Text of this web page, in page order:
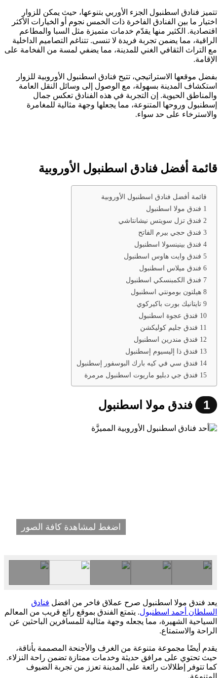
تتميز فنادق اسطنبول الجزء الأوربي بتنوعها، حيث يمكن للزوار
اختيار ما بين الفنادق الفاخرة ذات الخمس نجوم أو الخيارات الأكثر
اقتصادية. الكثير منها يقدّم خدمات متميزة مثل السبا والمطاعم
الراقية، مما يضمن تجربة فريدة لا تنسى. تتناغم التصاميم الداخلية
مع التراث الثقافي الغني للمدينة، مما يضفي لمسة من الفخامة على
الإقامة.
بفضل موقعها الاستراتيجي، تتيح فنادق اسطنبول الأوروبية للزوار
استكشاف المدينة بسهولة، مع الوصول إلى وسائل النقل العامة
والمناطق الحيوية. إن التجربة في هذه الفنادق تعكس جمال
إسطنبول وروحها المتنوعة، مما يجعلها وجهة مثالية للمغامرة
والاسترخاء على حد سواء.
قائمة أفضل فنادق اسطنبول الأوروبية
قائمة أفضل فنادق اسطنبول الأوروبية
1 فندق مولا اسطنبول
2 فندق تزل سويتس نيشانتاشي
3 فندق حجي بيرم الفاتح
4 فندق بينينسولا اسطنبول
5 فندق وايت هاوس اسطنبول
6 فندق ميلاس اسطنبول
7 فندق الكمبنسكي اسطنبول
8 هيلتون بومونتي اسطنبول
9 تايتانيك بورت باكيركوي
10 فندق عجوة اسطنبول
11 فندق جليم كوليكشن
12 فندق مندرين اسطنبول
13 فندق ذا إليسيوم إسطنبول
14 فندق سي في كيه بارك البوسفور إسطنبول
15 فندق جي دبليو ماريوت اسطنبول مرمرة
1 فندق مولا اسطنبول
اضغط لمشاهدة كافة الصور
يعد فندق مولا اسطنبول صرح عملاق فاخر من افضل فنادق
السلطان أحمد اسطنبول. يتمتع الفندق بموقع رائع قريب من المعالم
السياحية الشهيرة، مما يجعله وجهة مثالية للمسافرين الباحثين عن
الراحة والاستمتاع.
يقدم أيضًا مجموعة متنوعة من الغرف والأجنحة المصممة بأناقة،
حيث تحتوي على مرافق حديثة وخدمات ممتازة تضمن راحة النزلاء.
كما تتوفر إطلالات رائعة على المدينة تعزز من تجربة الضيوف
المتنوعة.